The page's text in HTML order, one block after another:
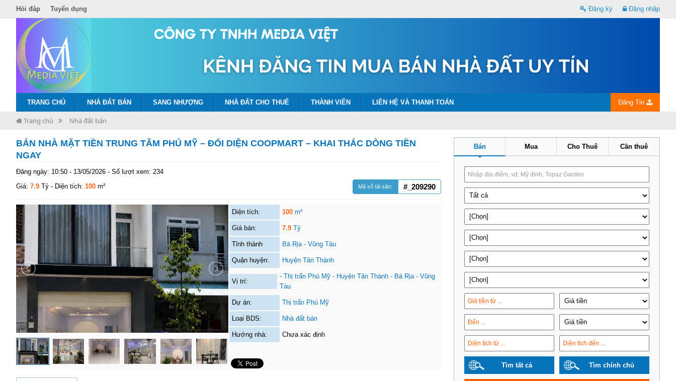
Hỏi đáp Tuyển dụng Đăng ký Đăng nhập
TRANG CHỦ NHÀ ĐẤT BÁN SANG NHƯỢNG NHÀ ĐẤT CHO THUÊ THÀNH VIÊN LIÊN HỆ VÀ THANH TOÁN Đăng Tin
Trang chủ Nhà đất bán
Bán Mua Cho Thuê Cần thuê
Tìm tất cả Tìm chính chủ
BÁN NHÀ MẶT TIỀN TRUNG TÂM PHÚ MỸ – ĐỐI DIỆN COOPMART – KHAI THÁC DÒNG TIỀN
NGAY
Đăng ngày: 10:50 - 13/05/2026 - Số lượt xem: 234
Giá: 7.9 Tỷ - Diện tích: 100 m² Mã số tài sản: #_209290
Diện tích: 100 m²
Giá bán: 7.9 Tỷ
Tỉnh thành Bà Rịa - Vũng Tàu
Quận huyện: Huyện Tân Thành
Vị trí:
- Thị trấn Phú Mỹ - Huyện Tân Thành - Bà Rịa - Vũng
Tàu
Dự án: Thị trấn Phú Mỹ
Loại BDS: Nhà đất bán
Hướng nhà: Chưa xác định